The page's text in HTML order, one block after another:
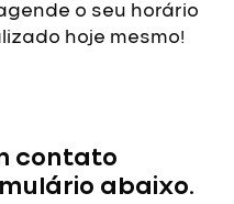
o seu horário
hoje mesmo!
contato
abaixo.